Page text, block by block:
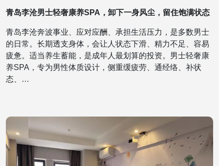
青岛李沧男士轻奢康养SPA，卸下一身风尘，留住饱满状态
青岛李沧奔波事业、应对应酬、承担生活压力，是多数男士
的日常。长期透支身体，会让人状态下滑、精力不足、容易
疲惫。适当养生蓄能，是成年人最划算的投资。男士轻奢康
养SPA，专为男性体质设计，侧重缓疲劳、通经络、补状
态、…